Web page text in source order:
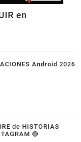
en
Android 2026
de HISTORIAS
🟣